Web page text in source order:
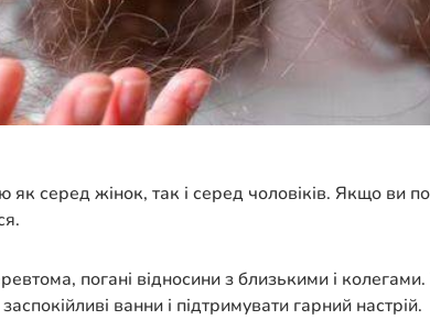
серед жінок, так і серед чоловіків. Якщо ви
погані відносини з близькими і
ванни і підтримувати гарний настрій.